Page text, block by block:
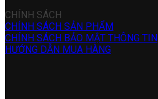
CHÍNH SÁCH
CHÍNH SÁCH SẢN PHẨM
CHÍNH SÁCH BẢO MẬT THÔNG TIN
HƯỚNG DẪN MUA HÀNG